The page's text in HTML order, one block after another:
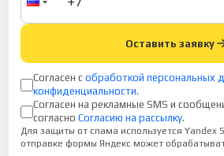
Оставить заявку
Согласен с обработкой персональных
конфиденциальности.
Согласен на рекламные SMS и
согласно Согласию на рассылку.
Для защиты от спама используется Yandex
отправке формы Яндекс может